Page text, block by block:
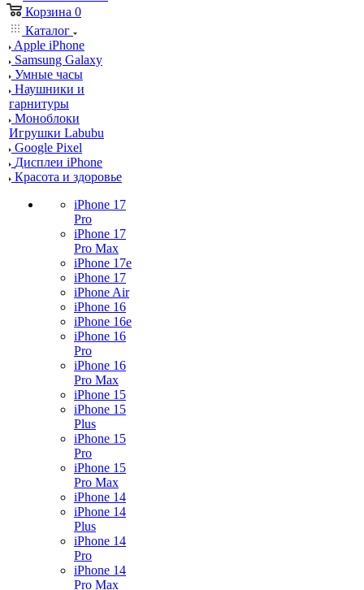
Корзина 0
Каталог
Apple iPhone
Samsung Galaxy
Умные часы
Наушники и
гарнитуры
Моноблоки
Игрушки Labubu
Google Pixel
Дисплеи iPhone
Красота и здоровье
iPhone 17
Pro
iPhone 17
Pro Max
iPhone 17e
iPhone 17
iPhone Air
iPhone 16
iPhone 16e
iPhone 16
Pro
iPhone 16
Pro Max
iPhone 15
iPhone 15
Plus
iPhone 15
Pro
iPhone 15
Pro Max
iPhone 14
iPhone 14
Plus
iPhone 14
Pro
iPhone 14
Pro Max